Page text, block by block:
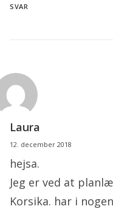
SVAR
Laura
12. december 2018
hejsa.
Jeg er ved at
Korsika. har i